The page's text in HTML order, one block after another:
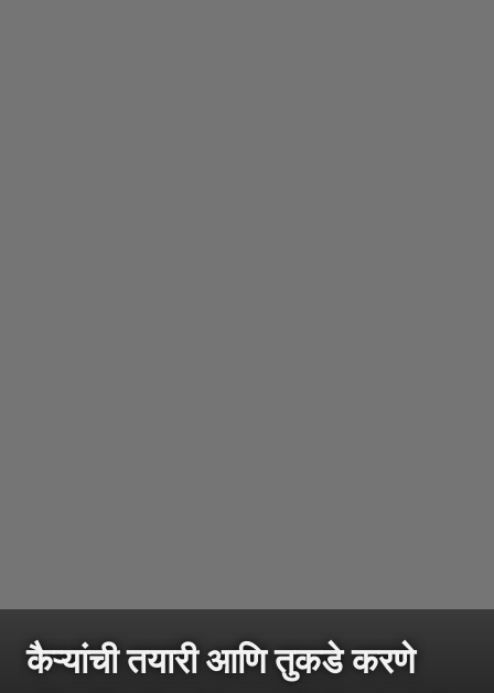
कैऱ्यांची तयारी आणि तुकडे करणे